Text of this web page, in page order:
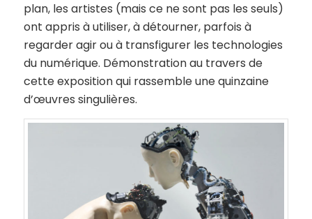
plan, les artistes (mais ce ne sont pas les seuls)
ont appris à utiliser, à détourner, parfois à
regarder agir ou à transfigurer les technologies
du numérique. Démonstration au travers de
cette exposition qui rassemble une quinzaine
d’œuvres singulières.